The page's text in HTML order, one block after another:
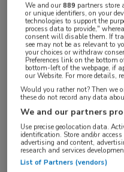
met een
Op11 juni 2024
plaats gevonden.
We and our889 partners store
or unique identifiers, on your
technologies to support the
process data to provide,"
consent will disable them. If
see may not be as relevant to
your choices or withdraw
Preferences link on the bottom
bottom-left of the webpage, if
our Website. For more details,
Would you rather not? Then we
these do not record any data
We and our partners
Use precise geolocation data.
identification. Store and/or
advertising and content,
research and services
List of Partners (vendors)